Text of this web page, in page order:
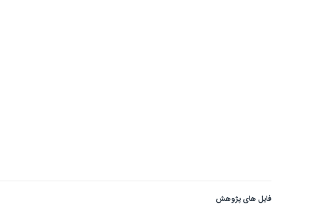
فایل های پژوهش